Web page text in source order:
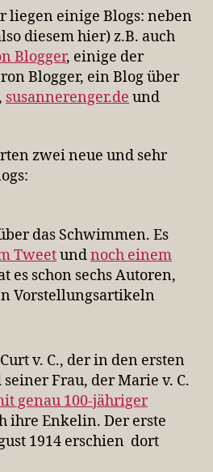
Blogs
liegen einige Blogs: neben
diesem hier) z.B. auch
Blogger, einige der
Blogger, ein Blog über
, susannerenger.de und
zwei neue und sehr
das Schwimmen. Es
Tweetundnoch einem
es schon sechs Autoren,
Vorstellungsartikeln
v. C., der in den ersten
Frau, der Marie v. C.
genau 100-jähriger
ihre Enkelin. Der erste
1914 erschien dort